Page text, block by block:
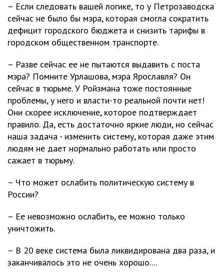
– Если следовать вашей логике, то у Петрозаводска
сейчас не было бы мэра, которая смогла сократить
дефицит городского бюджета и снизить тарифы в
городском общественном транспорте.
– Разве сейчас ее не пытаются выдавить с поста
мэра? Помните Урлашова, мэра Ярославля? Он
сейчас в тюрьме. У Ройзмана тоже постоянные
проблемы, у него и власти-то реальной почти нет!
Они скорее исключение, которое подтверждает
правило. Да, есть достаточно яркие люди, но сейчас
наша задача - изменить систему, которая даже этим
людям не дает нормально работать или просто
сажает в тюрьму.
– Что может ослабить политическую систему в
России?
– Ее невозможно ослабить, ее можно только
уничтожить.
– В 20 веке система была ликвидирована два раза, и
заканчивалось это не очень хорошо....